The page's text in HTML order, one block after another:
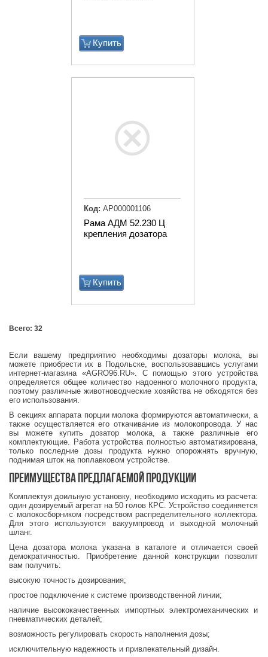
Купить
Рама АДМ 52.230 Ц
крепления дозатора
Купить
Код: АР000001106
Всего: 32
Если вашему предприятию необходимы дозаторы молока, вы
можете приобрести их в Подольске, воспользовавшись услугами
интернет-магазина «AGRO96.RU». С помощью этого устройства
определяется общее количество надоенного молочного продукта,
поэтому различные животноводческие хозяйства не обходятся без
его использования.
В секциях аппарата порции молока формируются автоматически, а
также осуществляется его откачивание из молокопровода. У нас
вы можете купить дозатор молока, а также различные его
комплектующие. Работа устройства полностью автоматизирована,
только последние дозы продукта нужно опорожнять вручную,
поднимая шток на поплавковом устройстве.
Преимущества предлагаемой продукции
Комплектуя доильную установку, необходимо исходить из расчета:
один дозируемый агрегат на 50 голов КРС. Устройство соединяется
с молокосборником посредством распределительного коллектора.
Для этого используются вакуумпровод и выходной молочный
шланг.
Цена дозатора молока указана в каталоге и отличается своей
демократичностью. Приобретение данной конструкции позволит
вам получить:
высокую точность дозирования;
простое подключение к системе производственной линии;
наличие высококачественных импортных электромеханических и
пневматических деталей;
возможность регулировать скорость наполнения дозы;
исключительную надежность и привлекательный дизайн.